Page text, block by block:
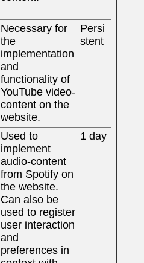
Necessary for
the
implementation
and
functionality of
YouTube video-
content on the
website.
Persi
stent
Used to
implement
audio-content
from Spotify on
the website.
Can also be
used to register
user interaction
and
preferences in
1 day